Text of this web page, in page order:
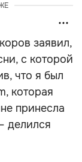
заявил,
с которой
что я был
которая
принесла
делился